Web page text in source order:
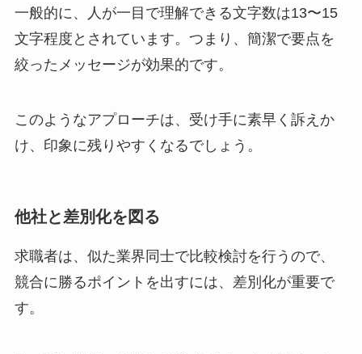
一般的に、人が一目で理解できる文字数は13〜15
文字程度とされています。つまり、簡潔で要点を
絞ったメッセージが効果的です。
このようなアプローチは、受け手に素早く訴えか
け、印象に残りやすくなるでしょう。
他社と差別化を図る
求職者は、似た業界同士で比較検討を行うので、
競合に勝るポイントを出すには、差別化が重要で
す。